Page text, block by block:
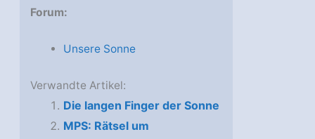
Forum:
Unsere Sonne
Verwandte Artikel:
Die langen Finger der Sonne
MPS: Rätsel um